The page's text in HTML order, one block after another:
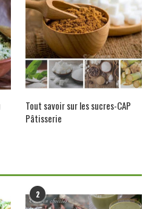
Tout savoir sur les sucres-CAP
Pâtisserie
2